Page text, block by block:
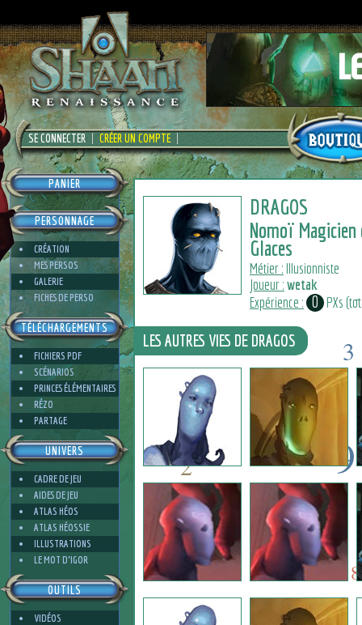
SE CONNECTER CRÉER UN COMPTE
PANIER
PERSONNAGE
CRÉATION
MES PERSOS
GALERIE
FICHES DE PERSO
TÉLÉCHARGEMENTS
FICHIERS PDF
SCÉNARIOS
PRINCES ÉLÉMENTAIRES
RÉZO
PARTAGE
UNIVERS
CADRE DE JEU
AIDES DE JEU
ATLAS HÉOS
ATLAS HÉOSSIE
ILLUSTRATIONS
LE MOT D'IGOR
OUTILS
VIDÉOS
DRAGOS
Nomoï Magicien
Glaces
Métier : Illusionniste
Joueur :wetak
Expérience : 0 PXs
8
9
6
9
6
2
2
2
3
LES AUTRES VIES DE DRAGOS